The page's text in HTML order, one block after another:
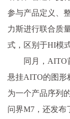
参与产品定义、
力斯进行联合质
式，区别于HI模
同月，AITO
悬挂AITO的图形
为一个产品序列
问界M7，还发布